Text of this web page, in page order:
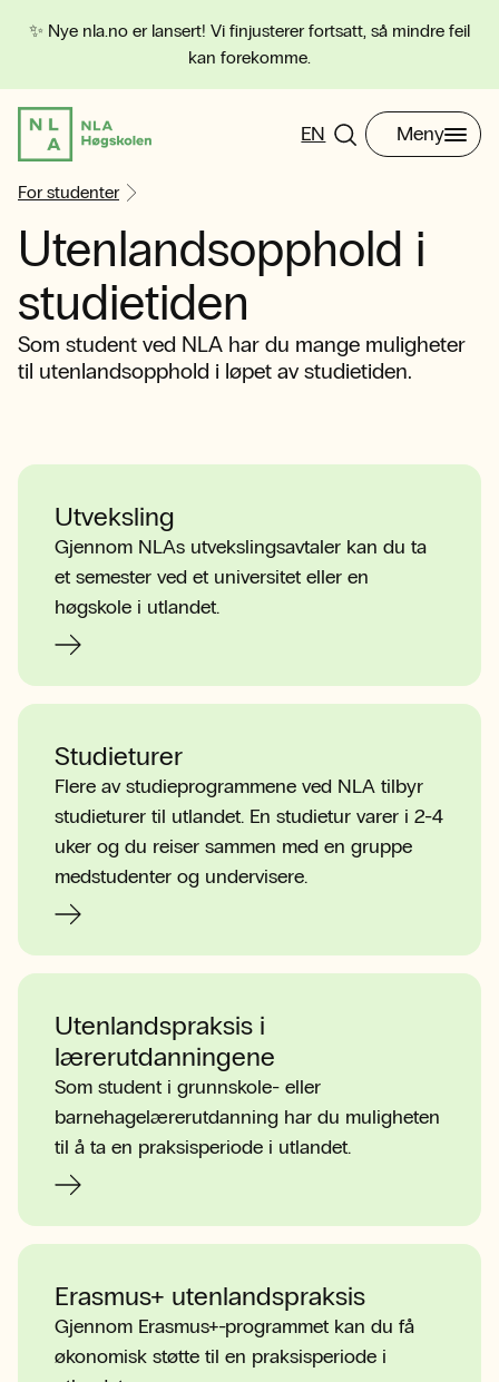
✨ Nye nla.no er lansert! Vi finjusterer fortsatt, så mindre feil
kan forekomme.
EN Meny
For studenter
Utenlandsopphold i
studietiden
Som student ved NLA har du mange muligheter
til utenlandsopphold i løpet av studietiden.
Utveksling
Gjennom NLAs utvekslingsavtaler kan du ta
et semester ved et universitet eller en
høgskole i utlandet.
Studieturer
Flere av studieprogrammene ved NLA tilbyr
studieturer til utlandet. En studietur varer i 2-4
uker og du reiser sammen med en gruppe
medstudenter og undervisere.
Utenlandspraksis i
lærerutdanningene
Som student i grunnskole- eller
barnehagelærerutdanning har du muligheten
til å ta en praksisperiode i utlandet.
Erasmus+ utenlandspraksis
Gjennom Erasmus+-programmet kan du få
økonomisk støtte til en praksisperiode i